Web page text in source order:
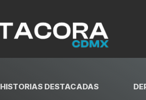
HISTORIAS DESTACADAS